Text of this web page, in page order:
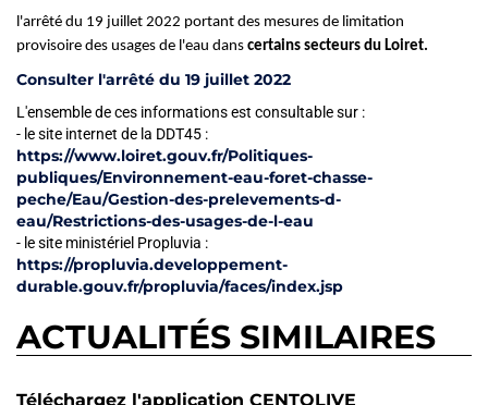
l'arrêté du 19 juillet 2022 portant des mesures de limitation
provisoire des usages de l'eau dans certains secteurs du Loiret.
Consulter l'arrêté du 19 juillet 2022
L'ensemble de ces informations est consultable sur :
- le site internet de la DDT45 :
https://www.loiret.gouv.fr/Politiques-
publiques/Environnement-eau-foret-chasse-
peche/Eau/Gestion-des-prelevements-d-
eau/Restrictions-des-usages-de-l-eau
- le site ministériel Propluvia :
https://propluvia.developpement-
durable.gouv.fr/propluvia/faces/index.jsp
ACTUALITÉS SIMILAIRES
Téléchargez l'application CENTOLIVE